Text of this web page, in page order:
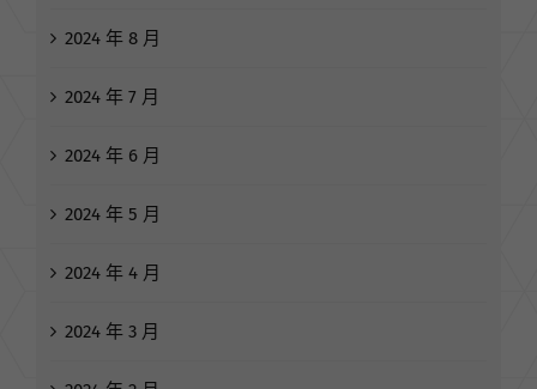
2024 年 8 月
2024 年 7 月
2024 年 6 月
2024 年 5 月
2024 年 4 月
2024 年 3 月